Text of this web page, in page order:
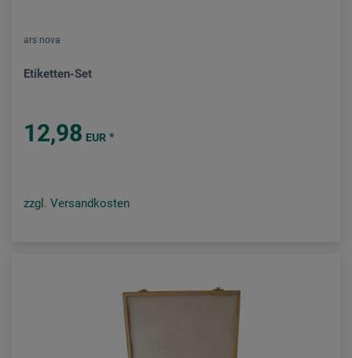
ars nova
Etiketten-Set
12,98 EUR *
zzgl. Versandkosten